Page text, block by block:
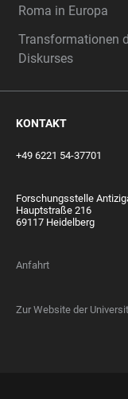
Roma in Europa
Transformationen
Diskurses
KONTAKT
+49 6221 54-37701
Forschungsstelle
Hauptstraße 216
69117 Heidelberg
Anfahrt
Zur Website der